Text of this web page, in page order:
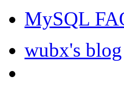
MySQL
wubx's blog